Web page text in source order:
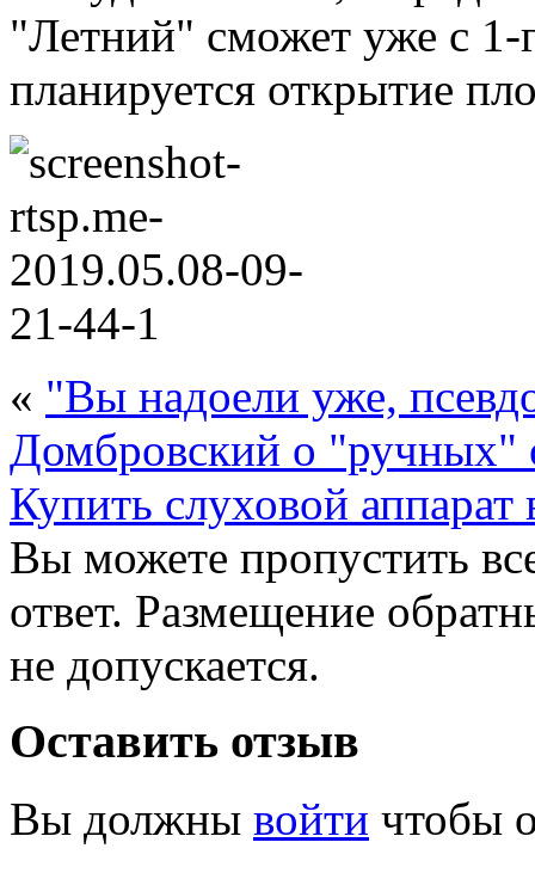
"Летний" сможет уже с
планируется открытие
« "Вы надоели уже,
Домбровский о "ручных"
Купить слуховой
Вы можете пропустить
ответ. Размещение
не допускается.
Оставить отзыв
Вы должны войти чтобы